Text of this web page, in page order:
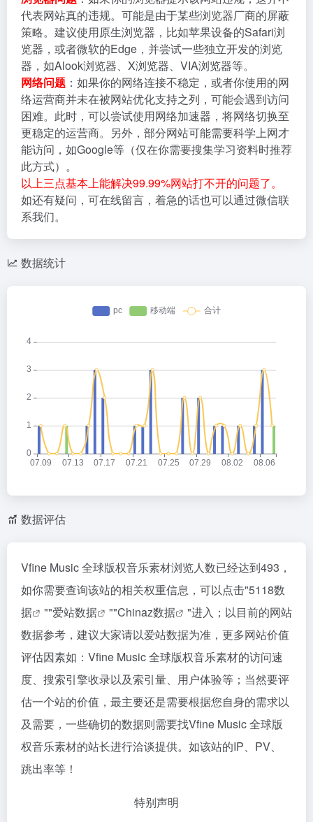
代表网站真的违规。可能是由于某些浏览器厂商的屏蔽
策略。建议使用原生浏览器，比如苹果设备的Safari浏
览器，或者微软的Edge，并尝试一些独立开发的浏览
器，如Alook浏览器、X浏览器、VIA浏览器等。
网络问题 ：如果你的网络连接不稳定，或者你使用的网
络运营商并未在被网站优化支持之列，可能会遇到访问
困难。此时，可以尝试使用网络加速器，将网络切换至
更稳定的运营商。另外，部分网站可能需要科学上网才
能访问，如Google等（仅在你需要搜集学习资料时推荐
此方式）。
以上三点基本上能解决99.99%网站打不开的问题了。
如还有疑问，可在线留言，着急的话也可以通过微信联
系我们。
数据统计
数据评估
Vfine Music 全球版权音乐素材浏览人数已经达到493，
如你需要查询该站的相关权重信息，可以点击"5118数
据
""爱站数据 ""Chinaz数据
"进入；以目前的网站
数据参考，建议大家请以爱站数据为准，更多网站价值
评估因素如：Vfine Music 全球版权音乐素材的访问速
度、搜索引擎收录以及索引量、用户体验等；当然要评
估一个站的价值，最主要还是需要根据您自身的需求以
及需要，一些确切的数据则需要找Vfine Music 全球版
权音乐素材的站长进行洽谈提供。如该站的IP、PV、
跳出率等！
特别声明